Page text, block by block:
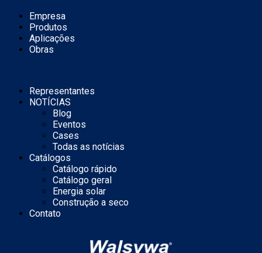
Empresa
Produtos
Aplicações
Obras
Representantes
NOTÍCIAS
Blog
Eventos
Cases
Todas as notícias
Catálogos
Catálogo rápido
Catálogo geral
Energia solar
Construção a seco
Contato